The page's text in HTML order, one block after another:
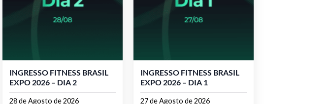
INGRESSO FITNESS BRASIL
EXPO 2026 – DIA 2
28 de Agosto de 2026
INGRESSO FITNESS BRASIL
EXPO 2026 – DIA 1
27 de Agosto de 2026